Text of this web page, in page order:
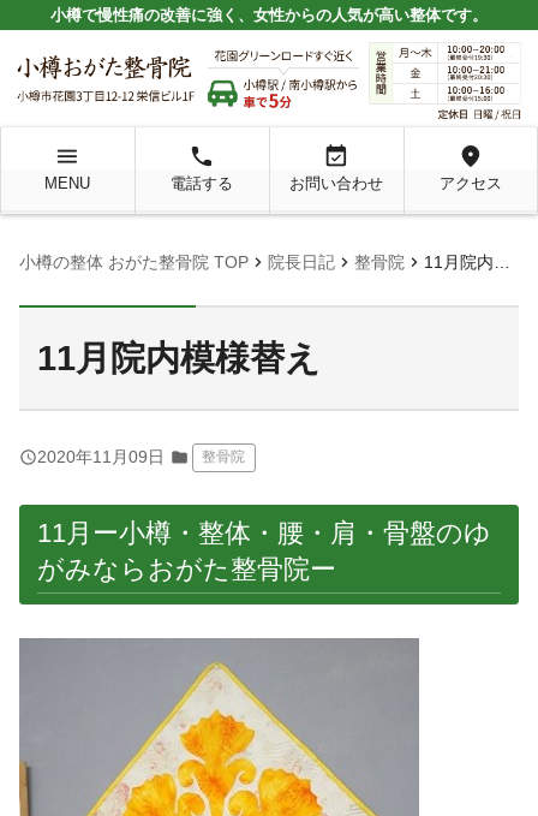
小樽で慢性痛の改善に強く、女性からの人気が高い整体です。
menu
MENU
local_phone
電話する
event_available
お問い合わせ
location_on
アクセス
小樽の整体 おがた整骨院 TOP chevron_right 院長日記 chevron_right 整骨院 chevron_right 11月院内模様替え
11月院内模様替え
query_builder2020年11月09日 folder 整骨院
11月ー小樽・整体・腰・肩・骨盤のゆ
がみならおがた整骨院ー